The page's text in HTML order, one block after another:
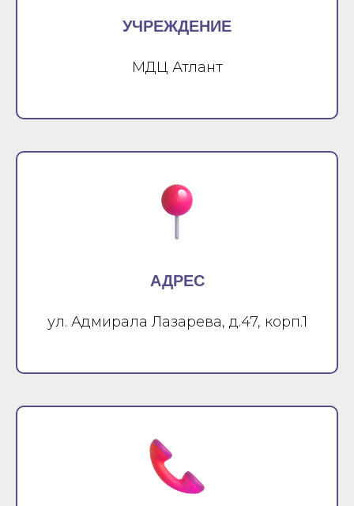
УЧРЕЖДЕНИЕ
МДЦ Атлант
АДРЕС
ул. Адмирала Лазарева, д.47, корп.1